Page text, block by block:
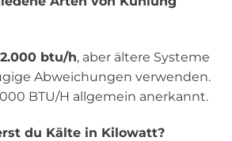
btu/h, aber ältere Systeme
Abweichungen verwenden.
BTU/H allgemein anerkannt.
du Kälte in Kilowatt?